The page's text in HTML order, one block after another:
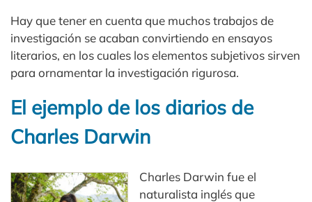
Hay que tener en cuenta que muchos trabajos de
investigación se acaban convirtiendo en ensayos
literarios, en los cuales los elementos subjetivos sirven
para ornamentar la investigación rigurosa.
El ejemplo de los diarios de
Charles Darwin
Charles Darwin fue el
naturalista inglés que